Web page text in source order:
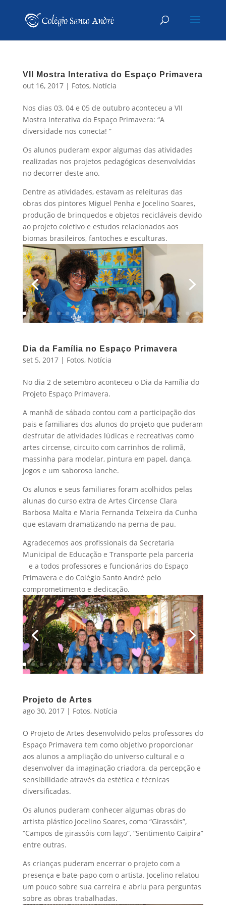
VII Mostra Interativa do Espaço Primavera
out 16, 2017| Fotos, Notícia
Nos dias 03, 04 e 05 de outubro aconteceu a VII
Mostra Interativa do Espaço Primavera: “A
diversidade nos conecta! ”
Os alunos puderam expor algumas das atividades
realizadas nos projetos pedagógicos desenvolvidas
no decorrer deste ano.
Dentre as atividades, estavam as releituras das
obras dos pintores Miguel Penha e Jocelino Soares,
produção de brinquedos e objetos recicláveis devido
ao projeto coletivo e estudos relacionados aos
biomas brasileiros, fantoches e esculturas.
Dia da Família no Espaço Primavera
set 5, 2017| Fotos, Notícia
No dia 2 de setembro aconteceu o Dia da Família do
Projeto Espaço Primavera.
A manhã de sábado contou com a participação dos
pais e familiares dos alunos do projeto que puderam
desfrutar de atividades lúdicas e recreativas como
artes circense, circuito com carrinhos de rolimã,
massinha para modelar, pintura em papel, dança,
jogos e um saboroso lanche.
Os alunos e seus familiares foram acolhidos pelas
alunas do curso extra de Artes Circense Clara
Barbosa Malta e Maria Fernanda Teixeira da Cunha
que estavam dramatizando na perna de pau.
Agradecemos aos profissionais da Secretaria
Municipal de Educação e Transporte pela parceria
e a todos professores e funcionários do Espaço
Primavera e do Colégio Santo André pelo
comprometimento e dedicação.
Projeto de Artes
ago 30, 2017| Fotos, Notícia
O Projeto de Artes desenvolvido pelos professores do
Espaço Primavera tem como objetivo proporcionar
aos alunos a ampliação do universo cultural e o
desenvolver da imaginação criadora, da percepção e
sensibilidade através da estética e técnicas
diversificadas.
Os alunos puderam conhecer algumas obras do
artista plástico Jocelino Soares, como “Girassóis”,
“Campos de girassóis com lago”, “Sentimento Caipira”
entre outras.
As crianças puderam encerrar o projeto com a
presença e bate-papo com o artista. Jocelino relatou
um pouco sobre sua carreira e abriu para perguntas
sobre as obras trabalhadas.